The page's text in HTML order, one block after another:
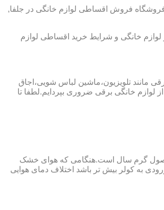
فروش اقساطی لوازم خانگی در جلفا,
لوازم خانگی و شرایط خرید اقساطی لوازم
مانند تلویزیون،ماشین لباس شویی،اجاق
خانگی برقی ضروری بپردایم.لطفا تا
فصول گرم سال است.هنگامی که هوای خشک
به کولر بیش تر باشد اختلاف دمای هوایی